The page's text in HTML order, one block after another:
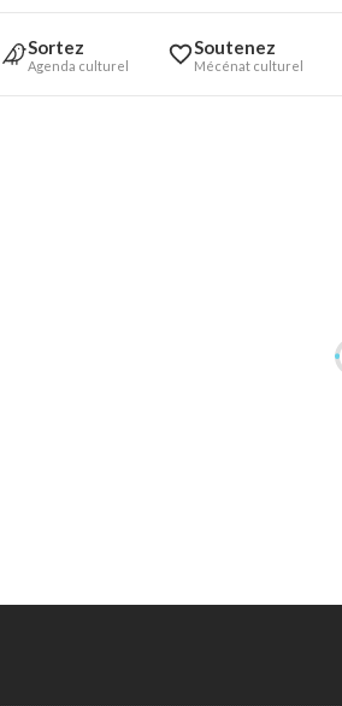
Sortez
Agenda culturel
Soutenez
Mécénat culturel